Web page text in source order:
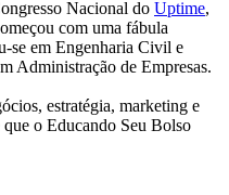
Nacional do Uptime,
com uma fábula
se em Engenharia Civil e
Administração de Empresas.
estratégia, marketing e
o Educando Seu Bolso